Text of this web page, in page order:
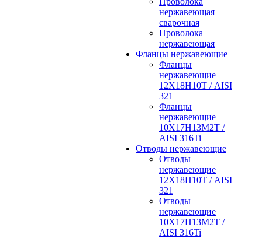
нержавеющая
сварочная
Проволока
нержавеющая
Фланцы нержавеющие
Фланцы
нержавеющие
12Х18Н10Т / AISI
321
Фланцы
нержавеющие
10Х17Н13М2Т /
AISI 316Ti
Отводы нержавеющие
Отводы
нержавеющие
12Х18Н10Т / AISI
321
Отводы
нержавеющие
10Х17Н13М2Т /
AISI 316Ti